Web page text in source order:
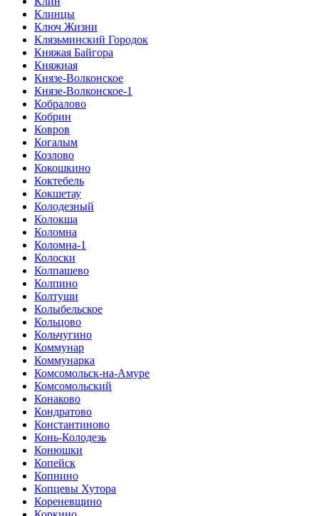
Клинцы
Ключ Жизни
Клязьминский Городок
Княжая Байгора
Княжная
Князе-Волконское
Князе-Волконское-1
Кобралово
Кобрин
Ковров
Когалым
Козлово
Кокошкино
Коктебель
Кокшетау
Колодезный
Колокша
Коломна
Коломна-1
Колоски
Колпашево
Колпино
Колтуши
Колыбельское
Кольцово
Кольчугино
Коммунар
Коммунарка
Комсомольск-на-Амуре
Комсомольский
Конаково
Кондратово
Константиново
Конь-Колодезь
Конюшки
Копейск
Копнино
Копцевы Хутора
Кореневщино